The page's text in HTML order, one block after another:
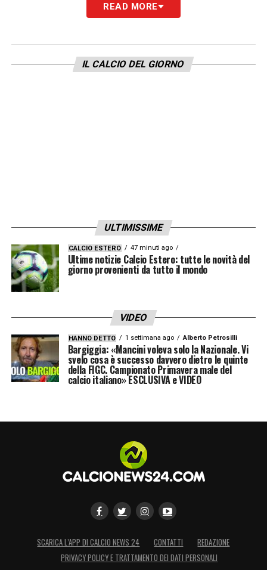
READ MORE
IL CALCIO DEL GIORNO
ULTIMISSIME
CALCIO ESTERO 47 minuti ago
Ultime notizie Calcio Estero: tutte le novità del
giorno provenienti da tutto il mondo
VIDEO
HANNO DETTO 1 settimana ago Alberto Petrosilli
Bargiggia: «Mancini voleva solo la Nazionale. Vi
svelo cosa è successo davvero dietro le quinte
della FIGC. Campionato Primavera male del
calcio italiano» ESCLUSIVA e VIDEO
SCARICA L’APP DI CALCIO NEWS 24 CONTATTI
REDAZIONE
PRIVACY POLICY E TRATTAMENTO DEI DATI PERSONALI